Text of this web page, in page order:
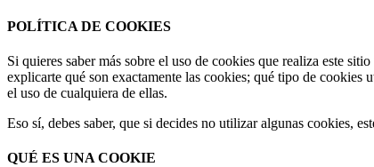
POLÍTICA DE COOKIES
Si quieres saber más sobre el uso de cookies que realiza este
explicarte qué son exactamente las cookies; qué tipo de
el uso de cualquiera de ellas.
Eso sí, debes saber, que si decides no utilizar algunas cookies,
QUÉ ES UNA COOKIE